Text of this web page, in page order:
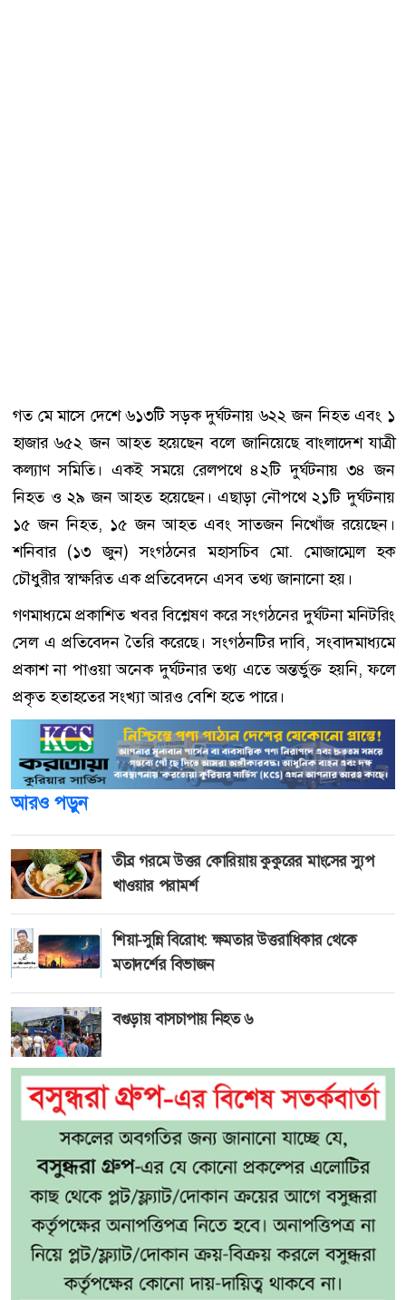
গত মে মাসে দেশে ৬১৩টি সড়ক দুর্ঘটনায় ৬২২ জন নিহত এবং ১
হাজার ৬৫২ জন আহত হয়েছেন বলে জানিয়েছে বাংলাদেশ যাত্রী
কল্যাণ সমিতি। একই সময়ে রেলপথে ৪২টি দুর্ঘটনায় ৩৪ জন
নিহত ও ২৯ জন আহত হয়েছেন। এছাড়া নৌপথে ২১টি দুর্ঘটনায়
১৫ জন নিহত, ১৫ জন আহত এবং সাতজন নিখোঁজ রয়েছেন।
শনিবার (১৩ জুন) সংগঠনের মহাসচিব মো. মোজাম্মেল হক
চৌধুরীর স্বাক্ষরিত এক প্রতিবেদনে এসব তথ্য জানানো হয়।
গণমাধ্যমে প্রকাশিত খবর বিশ্লেষণ করে সংগঠনের দুর্ঘটনা মনিটরিং
সেল এ প্রতিবেদন তৈরি করেছে। সংগঠনটির দাবি, সংবাদমাধ্যমে
প্রকাশ না পাওয়া অনেক দুর্ঘটনার তথ্য এতে অন্তর্ভুক্ত হয়নি, ফলে
প্রকৃত হতাহতের সংখ্যা আরও বেশি হতে পারে।
আরও পড়ুন
তীব্র গরমে উত্তর কোরিয়ায় কুকুরের মাংসের স্যুপ
খাওয়ার পরামর্শ
শিয়া-সুন্নি বিরোধ: ক্ষমতার উত্তরাধিকার থেকে
মতাদর্শের বিভাজন
বগুড়ায় বাসচাপায় নিহত ৬